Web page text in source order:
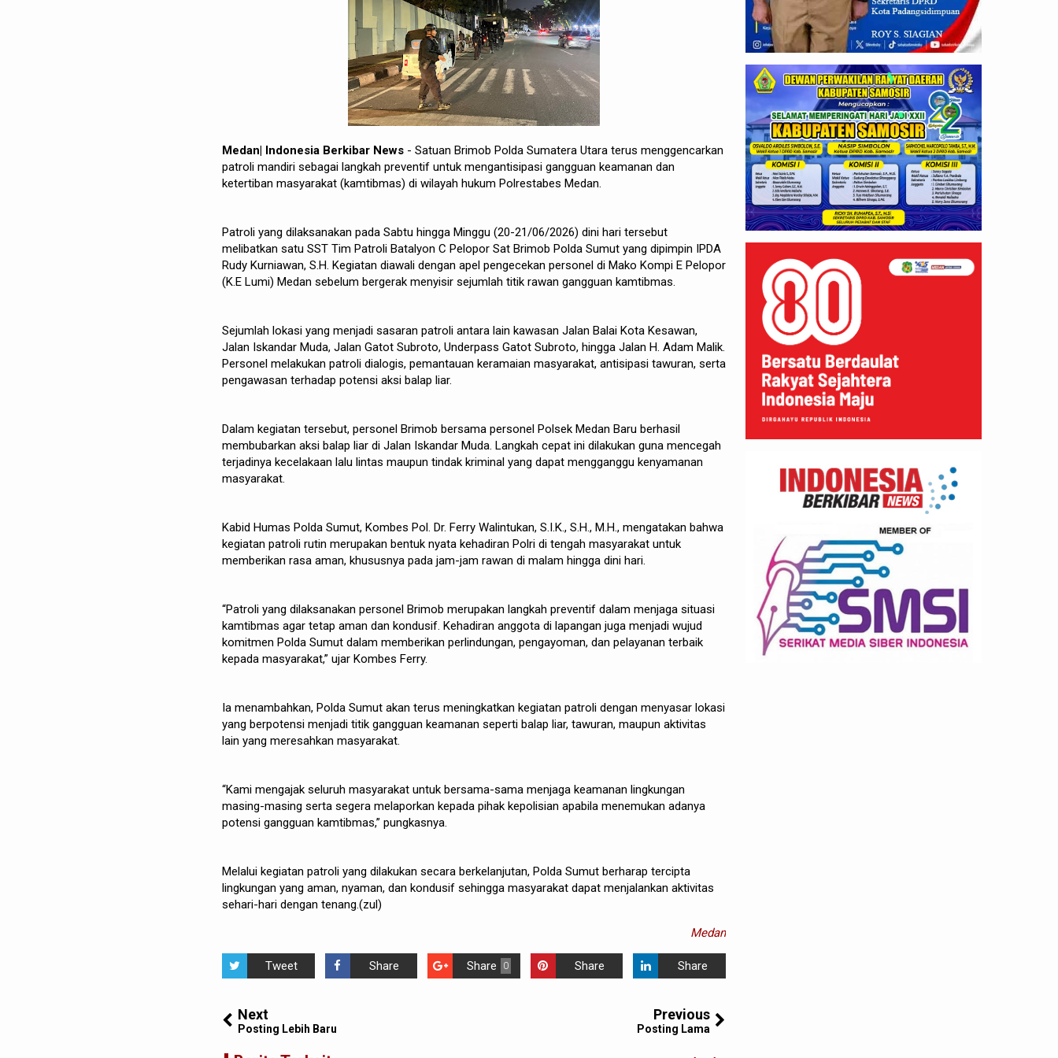
Medan| Indonesia Berkibar News - Satuan Brimob Polda Sumatera Utara terus menggencarkan
patroli mandiri sebagai langkah preventif untuk mengantisipasi gangguan keamanan dan
ketertiban masyarakat (kamtibmas) di wilayah hukum Polrestabes Medan.
Patroli yang dilaksanakan pada Sabtu hingga Minggu (20-21/06/2026) dini hari tersebut
melibatkan satu SST Tim Patroli Batalyon C Pelopor Sat Brimob Polda Sumut yang dipimpin IPDA
Rudy Kurniawan, S.H. Kegiatan diawali dengan apel pengecekan personel di Mako Kompi E Pelopor
(K.E Lumi) Medan sebelum bergerak menyisir sejumlah titik rawan gangguan kamtibmas.
Sejumlah lokasi yang menjadi sasaran patroli antara lain kawasan Jalan Balai Kota Kesawan,
Jalan Iskandar Muda, Jalan Gatot Subroto, Underpass Gatot Subroto, hingga Jalan H. Adam Malik.
Personel melakukan patroli dialogis, pemantauan keramaian masyarakat, antisipasi tawuran, serta
pengawasan terhadap potensi aksi balap liar.
Dalam kegiatan tersebut, personel Brimob bersama personel Polsek Medan Baru berhasil
membubarkan aksi balap liar di Jalan Iskandar Muda. Langkah cepat ini dilakukan guna mencegah
terjadinya kecelakaan lalu lintas maupun tindak kriminal yang dapat mengganggu kenyamanan
masyarakat.
Kabid Humas Polda Sumut, Kombes Pol. Dr. Ferry Walintukan, S.I.K., S.H., M.H., mengatakan bahwa
kegiatan patroli rutin merupakan bentuk nyata kehadiran Polri di tengah masyarakat untuk
memberikan rasa aman, khususnya pada jam-jam rawan di malam hingga dini hari.
“Patroli yang dilaksanakan personel Brimob merupakan langkah preventif dalam menjaga situasi
kamtibmas agar tetap aman dan kondusif. Kehadiran anggota di lapangan juga menjadi wujud
komitmen Polda Sumut dalam memberikan perlindungan, pengayoman, dan pelayanan terbaik
kepada masyarakat,” ujar Kombes Ferry.
Ia menambahkan, Polda Sumut akan terus meningkatkan kegiatan patroli dengan menyasar lokasi
yang berpotensi menjadi titik gangguan keamanan seperti balap liar, tawuran, maupun aktivitas
lain yang meresahkan masyarakat.
“Kami mengajak seluruh masyarakat untuk bersama-sama menjaga keamanan lingkungan
masing-masing serta segera melaporkan kepada pihak kepolisian apabila menemukan adanya
potensi gangguan kamtibmas,” pungkasnya.
Melalui kegiatan patroli yang dilakukan secara berkelanjutan, Polda Sumut berharap tercipta
lingkungan yang aman, nyaman, dan kondusif sehingga masyarakat dapat menjalankan aktivitas
sehari-hari dengan tenang.(zul)
Medan
Tweet Share 0
Share Share Share
Next
Posting Lebih Baru
Previous
Posting Lama